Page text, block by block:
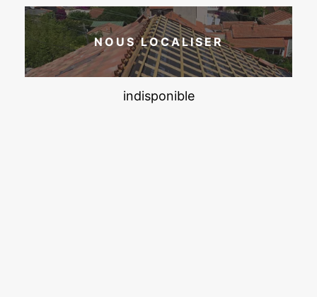
NOUS LOCALISER
indisponible